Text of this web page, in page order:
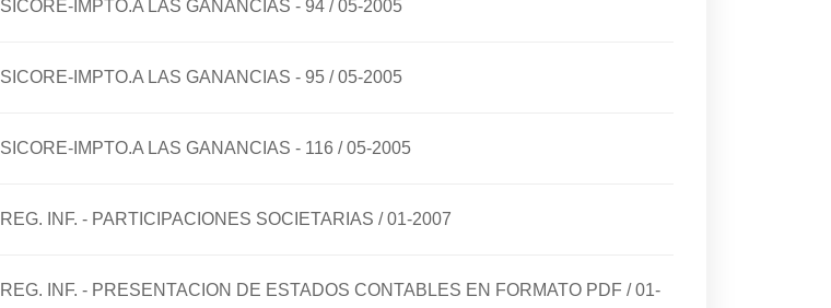
SICORE-IMPTO.A LAS GANANCIAS - 94 /05-2005
SICORE-IMPTO.A LAS GANANCIAS - 95 /05-2005
SICORE-IMPTO.A LAS GANANCIAS - 116 /05-2005
REG. INF. - PARTICIPACIONES SOCIETARIAS /01-2007
REG. INF. - PRESENTACION DE ESTADOS CONTABLES EN FORMATO PDF /01-